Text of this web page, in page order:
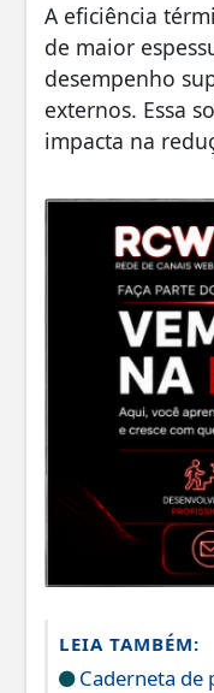
A eficiência
de maior
desempenho
externos. Essa
impacta na
LEIA TAMBÉM:
Caderneta de